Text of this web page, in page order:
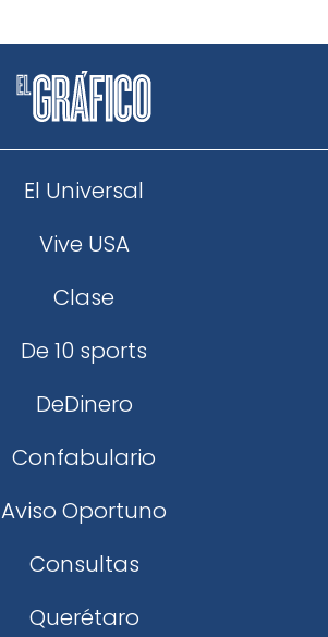
El Universal
Vive USA
Clase
De 10 sports
DeDinero
Confabulario
Aviso Oportuno
Consultas
Querétaro